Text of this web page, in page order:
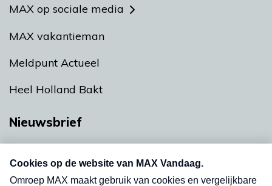
MAX op sociale media
MAX vakantieman
Meldpunt Actueel
Heel Holland Bakt
Nieuwsbrief
nieuwsbrief. Elke vrijdag- en dinsdagochtend in
uw mailbox.